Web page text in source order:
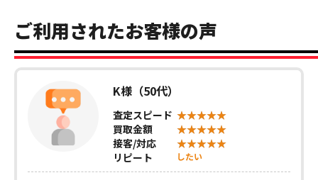
ご利用されたお客様の声
K様（50代）
査定スピード
買取金額
接客/対応
リピート
したい